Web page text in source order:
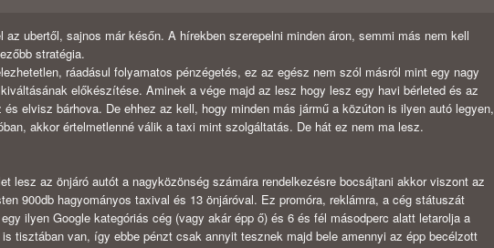
ubertől, sajnos már későn. A hírekben szerepelni minden áron, semmi más nem kell
stratégia.
ráadásul folyamatos pénzégetés, ez az egész nem szól másról mint egy nagy
előkészítése. Aminek a vége majd az lesz hogy lesz egy havi bérleted és az
elvisz bárhova. De ehhez az kell, hogy minden más jármű a közúton is ilyen autó legyen,
akkor értelmetlenné válik a taxi mint szolgáltatás. De hát ez nem ma lesz.
lesz az önjáró autót a nagyközönség számára rendelkezésre bocsájtani akkor viszont az
900db hagyományos taxival és 13 önjáróval. Ez promóra, reklámra, a cég státuszát
ilyen Google kategóriás cég (vagy akár épp ő) és 6 és fél másodperc alatt letarolja a
tisztában van, így ebbe pénzt csak annyit tesznek majd bele amennyi az épp becélzott